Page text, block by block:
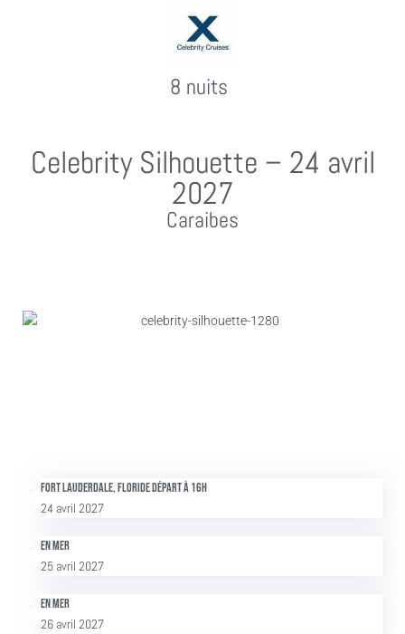
8 nuits
Celebrity Silhouette – 24 avril
2027
Caraibes
Fort Lauderdale, Floride Départ à 16h
24 avril 2027
En mer
25 avril 2027
En mer
26 avril 2027